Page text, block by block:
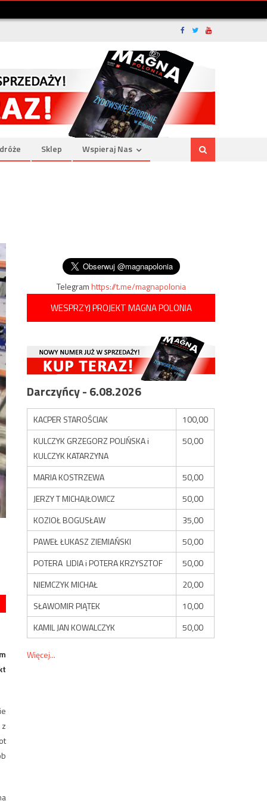
Sklep Wspieraj Nas
Telegramhttps://t.me/magnapolonia
WESPRZYJ PROJEKT MAGNA POLONIA
Darczyńcy - 6.08.2026
KACPER STAROŚCIAK
100,00
KULCZYK GRZEGORZ POLIŃSKA i
KULCZYK KATARZYNA
50,00
MARIA KOSTRZEWA
50,00
JERZY T MICHAJŁOWICZ
50,00
KOZIOŁ BOGUSŁAW
35,00
PAWEŁ ŁUKASZ ZIEMIAŃSKI
50,00
POTERA LIDIA i POTERA KRZYSZTOF
50,00
NIEMCZYK MICHAŁ
20,00
SŁAWOMIR PIĄTEK
10,00
KAMIL JAN KOWALCZYK
50,00
Więcej...